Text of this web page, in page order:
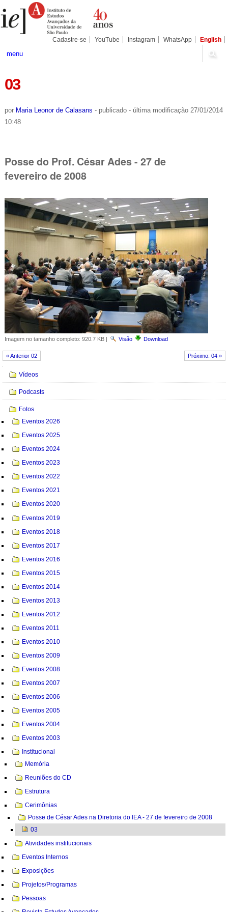
para
conteúdo.
Pessoais
Cadastre-se YouTube Instagram WhatsApp English
menu
03
por Maria Leonor de Calasans - publicado - última modificação27/01/2014
10:48
Posse do Prof. César Ades - 27 de
fevereiro de 2008
Imagem no tamanho completo: 920.7 KB| Visão Download
« Anterior 02 Próximo: 04 »
Vídeos
Podcasts
Fotos
Eventos 2026
Eventos 2025
Eventos 2024
Eventos 2023
Eventos 2022
Eventos 2021
Eventos 2020
Eventos 2019
Eventos 2018
Eventos 2017
Eventos 2016
Eventos 2015
Eventos 2014
Eventos 2013
Eventos 2012
Eventos 2011
Eventos 2010
Eventos 2009
Eventos 2008
Eventos 2007
Eventos 2006
Eventos 2005
Eventos 2004
Eventos 2003
Institucional
Memória
Reuniões do CD
Estrutura
Cerimônias
Posse de César Ades na Diretoria do IEA - 27 de fevereiro de 2008
03
Atividades institucionais
Eventos Internos
Exposições
Projetos/Programas
Pessoas